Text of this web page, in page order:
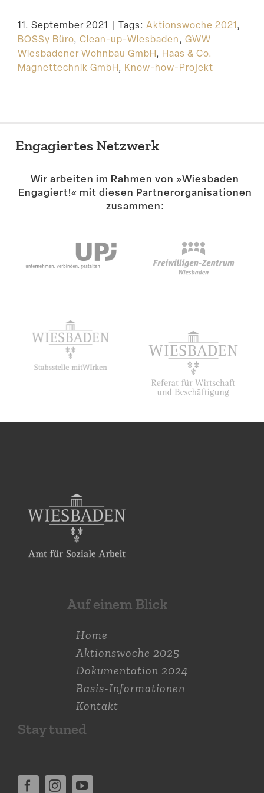
Suche
11. September 2021 | Tags: Aktionswoche 2021,
BOSSy Büro, Clean-up-Wiesbaden, GWW
Wiesbadener Wohnbau GmbH, Haas & Co.
Magnettechnik GmbH, Know-how-Projekt
Engagiertes Netzwerk
Wir arbeiten im Rahmen von »Wiesbaden
Engagiert!« mit diesen Partner­or­ga­ni­sa­tionen
zusammen:
Auf einem Blick
Home
Aktions­woche 2025
Dokumen­tation 2024
Basis-Informationen
Kontakt
Stay tuned